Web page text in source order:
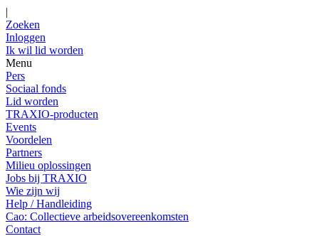
|
Zoeken
Inloggen
Ik wil lid worden
Menu
Pers
Sociaal fonds
Lid worden
TRAXIO-producten
Events
Voordelen
Partners
Milieu oplossingen
Jobs bij TRAXIO
Wie zijn wij
Help / Handleiding
Cao: Collectieve arbeidsovereenkomsten
Contact